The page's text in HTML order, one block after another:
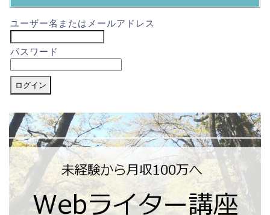
ユーザー名またはメールアドレス
パスワード